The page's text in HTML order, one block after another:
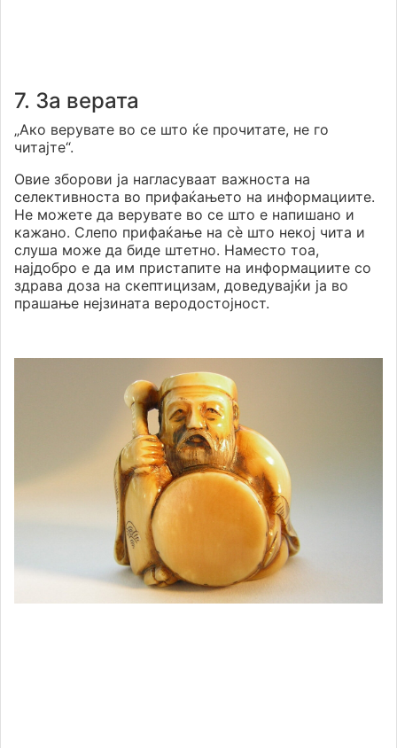
7. За верата
„Ако верувате во се што ќе прочитате, не го
читајте“.
Овие зборови ја нагласуваат важноста на
селективноста во прифаќањето на информациите.
Не можете да верувате во се што е напишано и
кажано. Слепо прифаќање на сè што некој чита и
слуша може да биде штетно. Наместо тоа,
најдобро е да им пристапите на информациите со
здрава доза на скептицизам, доведувајќи ја во
прашање нејзината веродостојност.